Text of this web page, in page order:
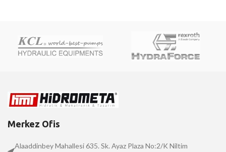
Merkez Ofis
Alaaddinbey Mahallesi 635. Sk. Ayaz Plaza No:2/K Niltim